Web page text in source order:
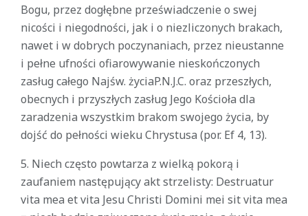
Bogu, przez dogłębne przeświadczenie o swej
nicości i niegodności, jak i o niezliczonych brakach,
nawet i w dobrych poczynaniach, przez nieustanne
i pełne ufności ofiarowywanie nieskończonych
zasług całego Najśw. życiaP.N.J.C. oraz przeszłych,
obecnych i przyszłych zasług Jego Kościoła dla
zaradzenia wszystkim brakom swojego życia, by
dojść do pełności wieku Chrystusa (por. Ef 4, 13).
5. Niech często powtarza z wielką pokorą i
zaufaniem następujący akt strzelisty: Destruatur
vita mea et vita Jesu Christi Domini mei sit vita mea